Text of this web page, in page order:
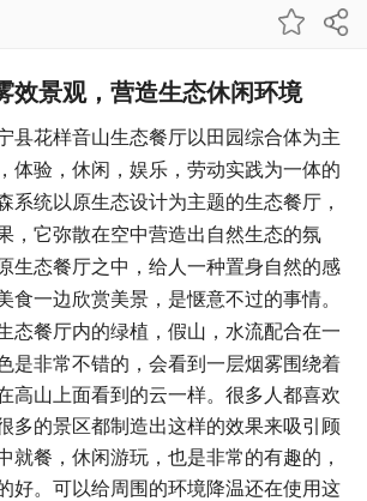
效景观，营造生态休闲环境
花样音山生态餐厅以田园综合体为主
体验，休闲，娱乐，劳动实践为一体的
系统以原生态设计为主题的生态餐厅，
，它弥散在空中营造出自然生态的氛
生态餐厅之中，给人一种置身自然的感
食一边欣赏美景，是惬意不过的事情。
态餐厅内的绿植，假山，水流配合在一
是非常不错的，会看到一层烟雾围绕着
高山上面看到的云一样。很多人都喜欢
多的景区都制造出这样的效果来吸引顾
就餐，休闲游玩，也是非常的有趣的，
好。可以给周围的环境降温还在使用这